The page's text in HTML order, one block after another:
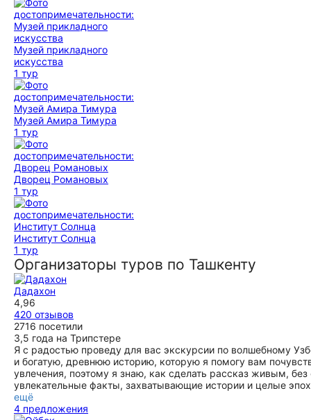
Музей прикладного
искусства
1 тур
Музей Амира Тимура
1 тур
Дворец Романовых
1 тур
Институт Солнца
1 тур
Организаторы туров по Ташкенту
Дадахон
4,96
420 отзывов
2716 посетили
3,5 года на Трипстере
Я с радостью проведу для вас экскурсии по волшебному
и богатую, древнюю историю, которую я помогу вам
увлечения, поэтому я знаю, как сделать рассказ живым,
увлекательные факты, захватывающие истории и целые
ещё
4 предложения